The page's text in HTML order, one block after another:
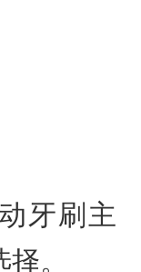
牙刷主
。